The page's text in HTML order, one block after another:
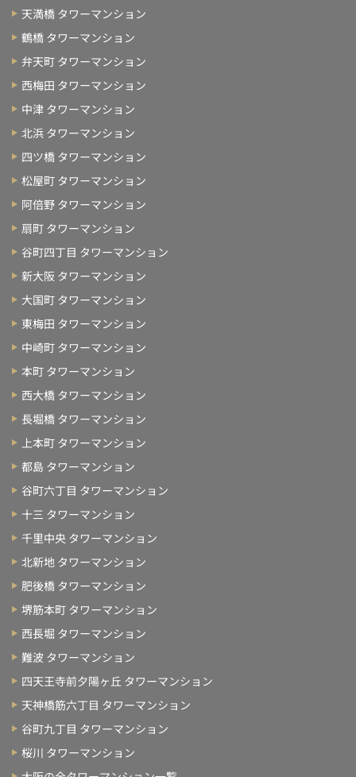
天満橋 タワーマンション
鶴橋 タワーマンション
弁天町 タワーマンション
西梅田 タワーマンション
中津 タワーマンション
北浜 タワーマンション
四ツ橋 タワーマンション
松屋町 タワーマンション
阿倍野 タワーマンション
扇町 タワーマンション
谷町四丁目 タワーマンション
新大阪 タワーマンション
大国町 タワーマンション
東梅田 タワーマンション
中崎町 タワーマンション
本町 タワーマンション
西大橋 タワーマンション
長堀橋 タワーマンション
上本町 タワーマンション
都島 タワーマンション
谷町六丁目 タワーマンション
十三 タワーマンション
千里中央 タワーマンション
北新地 タワーマンション
肥後橋 タワーマンション
堺筋本町 タワーマンション
西長堀 タワーマンション
難波 タワーマンション
四天王寺前夕陽ヶ丘 タワーマンション
天神橋筋六丁目 タワーマンション
谷町九丁目 タワーマンション
桜川 タワーマンション